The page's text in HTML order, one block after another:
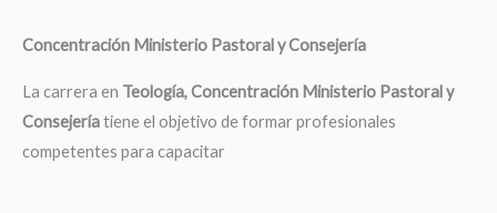
Concentración Ministerio Pastoral y Consejería
La carrera en Teología, Concentración Ministerio Pastoral y
Consejeríatiene el objetivo de formar profesionales
competentes para capacitar